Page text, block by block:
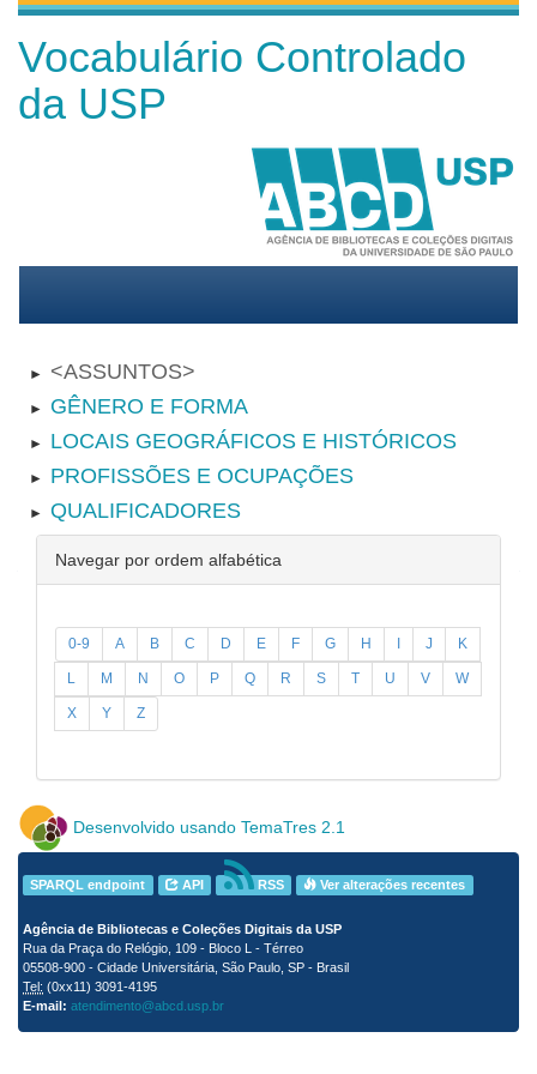
Vocabulário Controlado
da USP
► ASSUNTOS
► GÊNERO E FORMA
► LOCAIS GEOGRÁFICOS E HISTÓRICOS
► PROFISSÕES E OCUPAÇÕES
► QUALIFICADORES
Navegar por ordem alfabética
0-9 A B C D E F G H I J K
L M N O P Q R S T U V W
X Y Z
Desenvolvido usando TemaTres 2.1
SPARQL endpoint API RSS Ver alterações recentes
Agência de Bibliotecas e Coleções Digitais da USP
Rua da Praça do Relógio, 109 - Bloco L - Térreo
05508-900 - Cidade Universitária, São Paulo, SP - Brasil
Tel: (0xx11) 3091-4195
E-mail: atendimento@abcd.usp.br